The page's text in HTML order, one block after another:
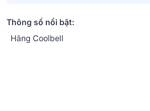
Thông số nổi bật:
Hãng Coolbell